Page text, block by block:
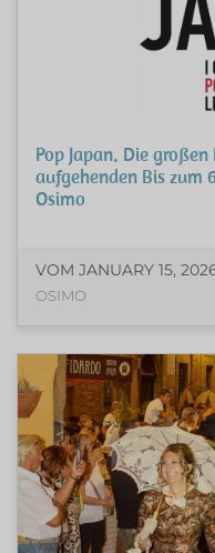
Pop Japan. Die
aufgehenden Bis zum
Osimo
VOM JANUARY 15,
OSIMO